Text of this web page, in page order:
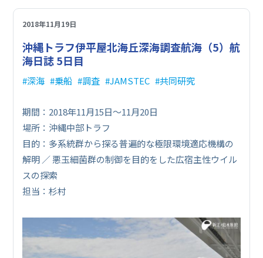
2018年11月19日
沖縄トラフ伊平屋北海丘深海調査航海（5）航
海日誌 5日目
深海 乗船 調査 JAMSTEC 共同研究
期間：2018年11月15日～11月20日
場所：沖縄中部トラフ
目的：多系統群から探る普遍的な極限環境適応機構の
解明 ／ 悪玉細菌群の制御を目的をした広宿主性ウイル
スの探索
担当：杉村